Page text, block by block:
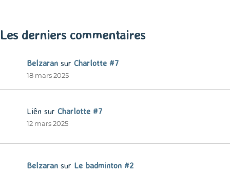
Les derniers commentaires
Belzaran sur Charlotte #7
18 mars 2025
Liên sur Charlotte #7
12 mars 2025
Belzaran sur Le badminton #2